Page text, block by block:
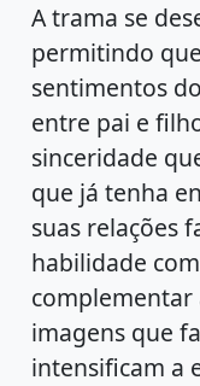
A trama se
permitindo
sentimentos
entre pai e
sinceridade
que já tenha
suas relações
habilidade
imagens que
intensificam a